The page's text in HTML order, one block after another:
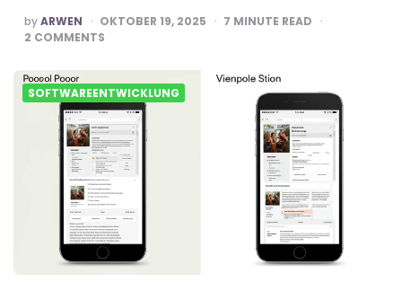
POSTED
BY
byARWEN OKTOBER 19, 2025 7 MINUTE READ
2 COMMENTS
SOFTWAREENTWICKLUNG